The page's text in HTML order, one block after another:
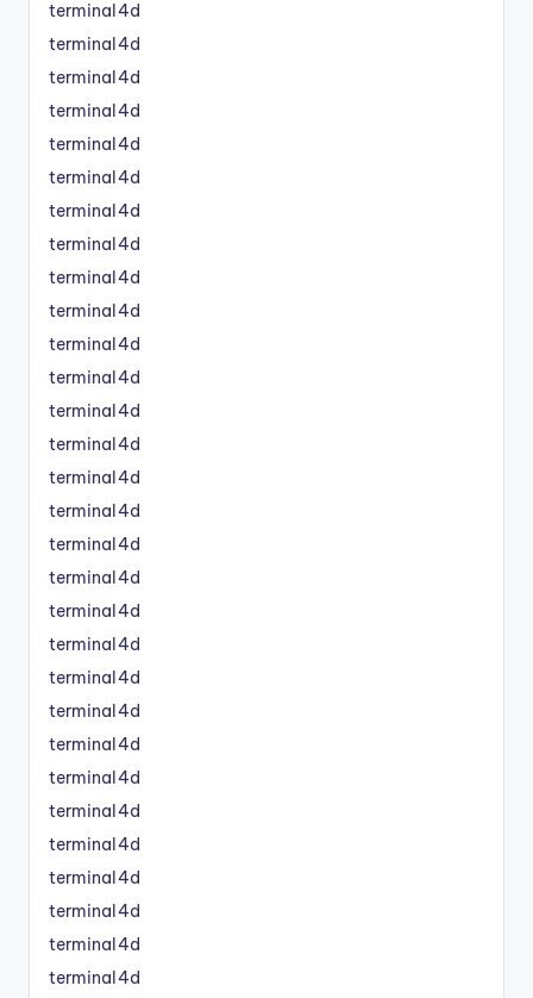
terminal4d
terminal4d
terminal4d
terminal4d
terminal4d
terminal4d
terminal4d
terminal4d
terminal4d
terminal4d
terminal4d
terminal4d
terminal4d
terminal4d
terminal4d
terminal4d
terminal4d
terminal4d
terminal4d
terminal4d
terminal4d
terminal4d
terminal4d
terminal4d
terminal4d
terminal4d
terminal4d
terminal4d
terminal4d
terminal4d